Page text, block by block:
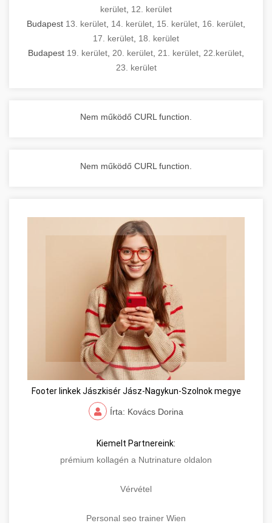
kerület 12. kerület
Budapest 13. kerület 14. kerület 15. kerület 16. kerület
17. kerület 18. kerület
Budapest 19. kerület 20. kerület 21. kerület 22.kerület
23. kerület
Nem működő CURL function.
Nem működő CURL function.
Footer linkek Jászkisér Jász-Nagykun-Szolnok megye
Írta: Kovács Dorina
Kiemelt Partnereink:
prémium kollagén a Nutrinature oldalon
Vérvétel
Personal seo trainer Wien